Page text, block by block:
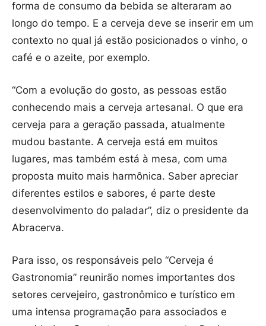
forma de consumo da bebida se alteraram ao
longo do tempo. E a cerveja deve se inserir em um
contexto no qual já estão posicionados o vinho, o
café e o azeite, por exemplo.
“Com a evolução do gosto, as pessoas estão
conhecendo mais a cerveja artesanal. O que era
cerveja para a geração passada, atualmente
mudou bastante. A cerveja está em muitos
lugares, mas também está à mesa, com uma
proposta muito mais harmônica. Saber apreciar
diferentes estilos e sabores, é parte deste
desenvolvimento do paladar”, diz o presidente da
Abracerva.
Para isso, os responsáveis pelo “Cerveja é
Gastronomia” reunirão nomes importantes dos
setores cervejeiro, gastronômico e turístico em
uma intensa programação para associados e